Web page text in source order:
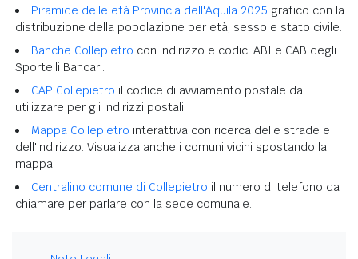
Piramide delle età Provincia dell'Aquila 2025 grafico con la
distribuzione della popolazione per età, sesso e stato civile.
Banche Collepietro con indirizzo e codici ABI e CAB degli
Sportelli Bancari.
CAP Collepietro il codice di avviamento postale da
utilizzare per gli indirizzi postali.
Mappa Collepietro interattiva con ricerca delle strade e
dell'indirizzo. Visualizza anche i comuni vicini spostando la
mappa.
Centralino comune di Collepietro il numero di telefono da
chiamare per parlare con la sede comunale.